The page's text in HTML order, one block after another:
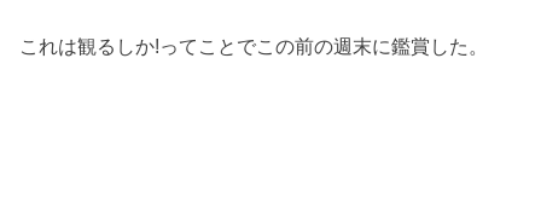
これは観るしか!ってことでこの前の週末に鑑賞した。